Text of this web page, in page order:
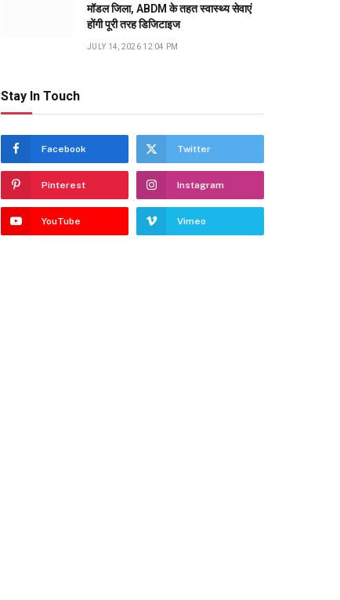
मॉडल जिला, ABDM के तहत स्वास्थ्य सेवाएं
होंगी पूरी तरह डिजिटाइज
JULY 14, 2026 12:04 PM
Stay In Touch
Facebook Twitter
Pinterest Instagram
YouTube Vimeo